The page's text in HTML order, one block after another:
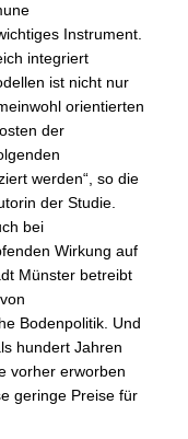
Instrument.
integriert
ist nicht nur
orientierten
der
werden“, so die
der Studie.
bei
Wirkung auf
Münster betreibt
Bodenpolitik. Und
hundert Jahren
vorher erworben
geringe Preise für